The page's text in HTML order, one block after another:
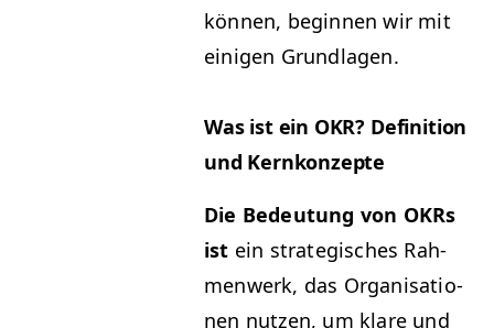
kön­nen, begin­nen wir mit
eini­gen Grundlagen.
Was ist ein OKR? Def­i­n­i­tion
und Kernkonzepte
Die Bedeu­tung von OKRs
ist ein strate­gis­ches Rah­
men­werk, das Organ­i­sa­tio­
nen nutzen, um klare und